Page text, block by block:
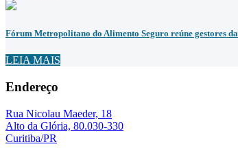
Fórum Metropolitano do Alimento Seguro reúne gestores
LEIA MAIS
Endereço
Rua Nicolau Maeder, 18
Alto da Glória, 80.030-330
Curitiba/PR